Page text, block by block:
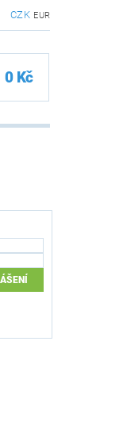
CZK EUR
0 Kč